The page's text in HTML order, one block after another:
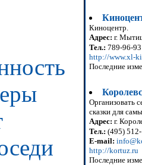
Киноцентр.
Адрес: г.
Тел.: 789-96-93
http://www.xl-
Последние
Организовать
сказки для
Адрес: г.
Тел.: (495)
E-mail:
http://kortuz.ru
Последние